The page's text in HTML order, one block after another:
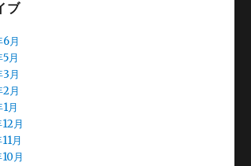
ブ
月
月
月
月
月
月
月
月